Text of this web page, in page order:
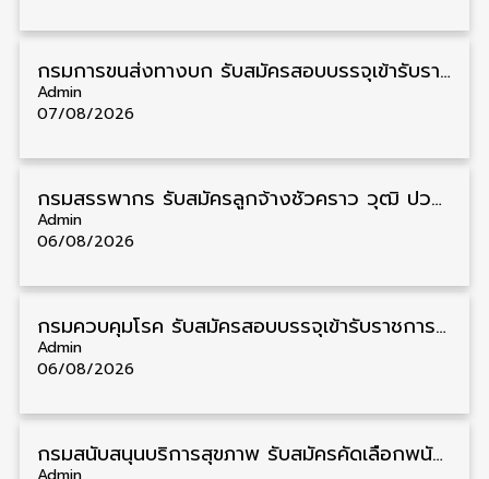
กรมการขนส่งทางบก รับสมัครสอบบรรจุเข้ารับราชการ วุฒิ ปวส. 24 อัตรา รับสมัคร 18 สิงหาคม – 7 กันยายน
Admin
07/08/2026
กรมสรรพากร รับสมัครลูกจ้างชั่วคราว วุฒิ ปวช./ป.ตรี 138 อัตรา รับสมัคร 17 – 31 สิงหาคม
Admin
06/08/2026
กรมควบคุมโรค รับสมัครสอบบรรจุเข้ารับราชการ วุฒิ ปวส./ป.ตรี 17 อัตรา รับสมัคร 17 สิงหาคม – 4 กันยายน
Admin
06/08/2026
กรมสนับสนุนบริการสุขภาพ รับสมัครคัดเลือกพนักงานราชการ วุฒิ ปวส./ป.ตรี 13 อัตรา รับสมัคร 11 – 20 สิงหาคม